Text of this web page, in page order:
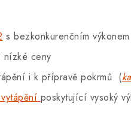
s bezkonkurenčním
nízké ceny
i k přípravě pokrmů (
poskytující vysoký